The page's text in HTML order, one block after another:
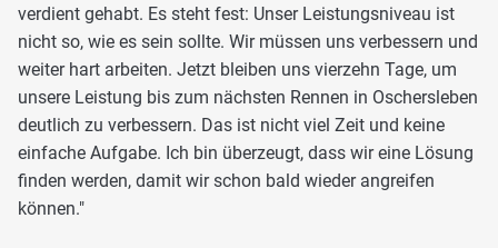
verdient gehabt. Es steht fest: Unser Leistungsniveau ist
nicht so, wie es sein sollte. Wir müssen uns verbessern und
weiter hart arbeiten. Jetzt bleiben uns vierzehn Tage, um
unsere Leistung bis zum nächsten Rennen in Oschersleben
deutlich zu verbessern. Das ist nicht viel Zeit und keine
einfache Aufgabe. Ich bin überzeugt, dass wir eine Lösung
finden werden, damit wir schon bald wieder angreifen
können."